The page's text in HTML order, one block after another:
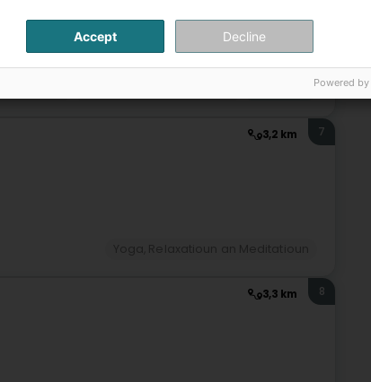
3,2 km 7
3,3 km 8
Accept Decline
Powered by